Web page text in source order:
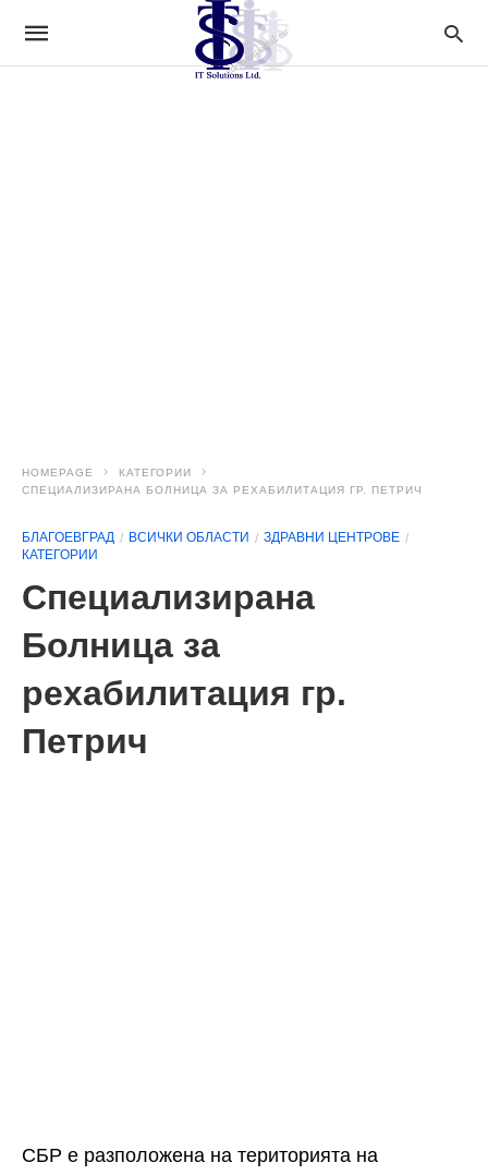
HOMEPAGE
КАТЕГОРИИ
СПЕЦИАЛИЗИРАНА БОЛНИЦА ЗА РЕХАБИЛИТАЦИЯ ГР. ПЕТРИЧ
БЛАГОЕВГРАД ВСИЧКИ ОБЛАСТИ
ЗДРАВНИ ЦЕНТРОВЕ
КАТЕГОРИИ
Специализирана
Болница за
рехабилитация гр.
Петрич
СБР е разположена на територията на